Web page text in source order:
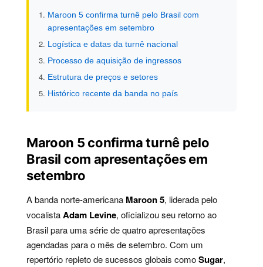
Maroon 5 confirma turnê pelo Brasil com
apresentações em setembro
Logística e datas da turnê nacional
Processo de aquisição de ingressos
Estrutura de preços e setores
Histórico recente da banda no país
Maroon 5 confirma turnê pelo
Brasil com apresentações em
setembro
A banda norte-americana Maroon 5, liderada pelo
vocalistaAdam Levine, oficializou seu retorno ao
Brasil para uma série de quatro apresentações
agendadas para o mês de setembro. Com um
repertório repleto de sucessos globais comoSugar,